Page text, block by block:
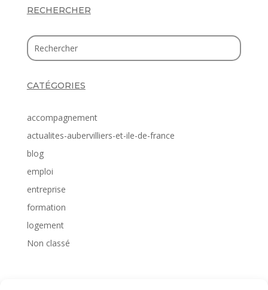
RECHERCHER
CATÉGORIES
accompagnement
actualites-aubervilliers-et-ile-de-france
blog
emploi
entreprise
formation
logement
Non classé